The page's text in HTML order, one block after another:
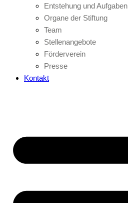
Entstehung und Aufgaben
Organe der Stiftung
Team
Stellenangebote
Förderverein
Presse
Kontakt